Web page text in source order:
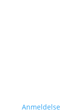
Anmeldelse